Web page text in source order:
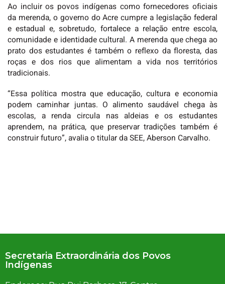
Ao incluir os povos indígenas como fornecedores oficiais
da merenda, o governo do Acre cumpre a legislação federal
e estadual e, sobretudo, fortalece a relação entre escola,
comunidade e identidade cultural. A merenda que chega ao
prato dos estudantes é também o reflexo da floresta, das
roças e dos rios que alimentam a vida nos territórios
tradicionais.
“Essa política mostra que educação, cultura e economia
podem caminhar juntas. O alimento saudável chega às
escolas, a renda circula nas aldeias e os estudantes
aprendem, na prática, que preservar tradições também é
construir futuro”, avalia o titular da SEE, Aberson Carvalho.
Secretaria Extraordinária dos Povos
Indígenas